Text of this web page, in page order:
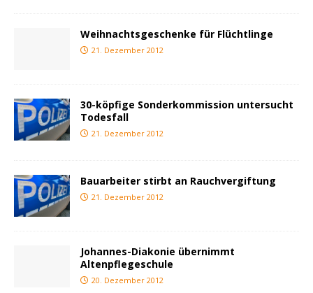
Weihnachtsgeschenke für Flüchtlinge
21. Dezember 2012
30-köpfige Sonderkommission untersucht
Todesfall
21. Dezember 2012
Bauarbeiter stirbt an Rauchvergiftung
21. Dezember 2012
Johannes-Diakonie übernimmt
Altenpflegeschule
20. Dezember 2012